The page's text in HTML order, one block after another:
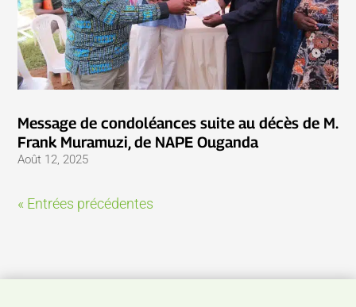
Message de condoléances suite au décès de M.
Frank Muramuzi, de NAPE Ouganda
Août 12, 2025
« Entrées précédentes